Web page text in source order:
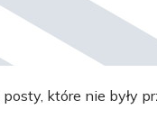
posty, które nie były